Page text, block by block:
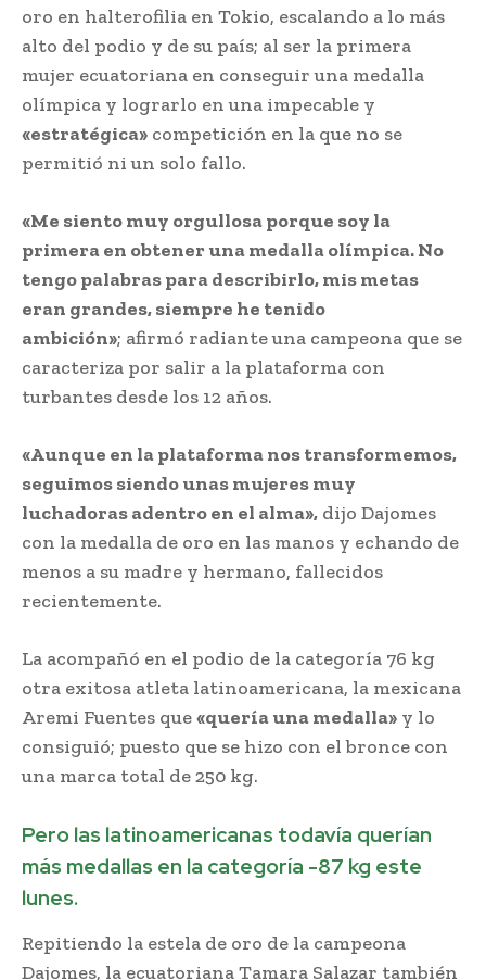
oro en halterofilia en Tokio, escalando a lo más
alto del podio y de su país; al ser la primera
mujer ecuatoriana en conseguir una medalla
olímpica y lograrlo en una impecable y
«estratégica» competición en la que no se
permitió ni un solo fallo.
«Me siento muy orgullosa porque soy la
primera en obtener una medalla olímpica. No
tengo palabras para describirlo, mis metas
eran grandes, siempre he tenido
ambición»; afirmó radiante una campeona que se
caracteriza por salir a la plataforma con
turbantes desde los 12 años.
«Aunque en la plataforma nos transformemos,
seguimos siendo unas mujeres muy
luchadoras adentro en el alma», dijo Dajomes
con la medalla de oro en las manos y echando de
menos a su madre y hermano, fallecidos
recientemente.
La acompañó en el podio de la categoría 76 kg
otra exitosa atleta latinoamericana, la mexicana
Aremi Fuentes que«quería una medalla» y lo
consiguió; puesto que se hizo con el bronce con
una marca total de 250 kg.
Pero las latinoamericanas todavía querían
más medallas en la categoría -87 kg este
lunes.
Repitiendo la estela de oro de la campeona
Dajomes, la ecuatoriana Tamara Salazar también